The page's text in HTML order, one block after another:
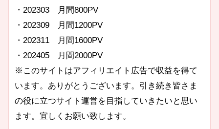
・202303 月間800PV
・202309 月間1200PV
・202311 月間1600PV
・202405 月間2000PV
※このサイトはアフィリエイト広告で収益を得て
います。ありがとうございます。引き続き皆さま
の役に立つサイト運営を目指していきたいと思い
ます。宜しくお願い致します。